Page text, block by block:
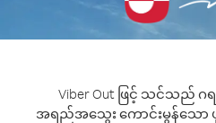
Viber Out ဖြင့် သင်သည် ဂ
အရည်အသွေး ကောင်းမွန်သော ဖု